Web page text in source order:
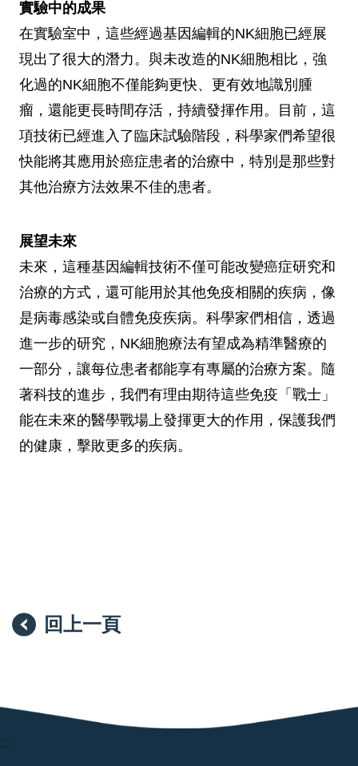
實驗中的成果
在實驗室中，這些經過基因編輯的NK細胞已經展
現出了很大的潛力。與未改造的NK細胞相比，強
化過的NK細胞不僅能夠更快、更有效地識別腫
瘤，還能更長時間存活，持續發揮作用。目前，這
項技術已經進入了臨床試驗階段，科學家們希望很
快能將其應用於癌症患者的治療中，特別是那些對
其他治療方法效果不佳的患者。
展望未來
未來，這種基因編輯技術不僅可能改變癌症研究和
治療的方式，還可能用於其他免疫相關的疾病，像
是病毒感染或自體免疫疾病。科學家們相信，透過
進一步的研究，NK細胞療法有望成為精準醫療的
一部分，讓每位患者都能享有專屬的治療方案。隨
著科技的進步，我們有理由期待這些免疫「戰士」
能在未來的醫學戰場上發揮更大的作用，保護我們
的健康，擊敗更多的疾病。
回上一頁
:::